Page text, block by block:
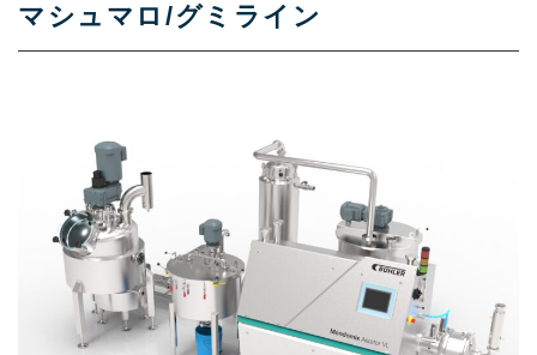
マシュマロ/グミライン